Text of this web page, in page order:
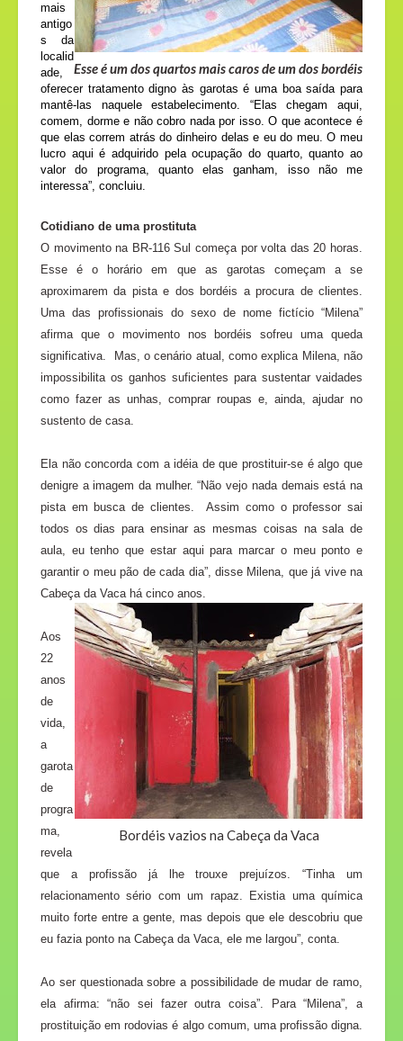
Esse é um dos quartos mais caros de um dos bordéis
mais
antigo
s da
localid
ade,
oferecer tratamento digno às garotas é uma boa saída para
mantê-las naquele estabelecimento. “Elas chegam aqui,
comem, dorme e não cobro nada por isso. O que acontece é
que elas correm atrás do dinheiro delas e eu do meu. O meu
lucro aqui é adquirido pela ocupação do quarto, quanto ao
valor do programa, quanto elas ganham, isso não me
interessa”, concluiu.
Cotidiano de uma prostituta
O movimento na BR-116 Sul começa por volta das 20 horas.
Esse é o horário em que as garotas começam a se
aproximarem da pista e dos bordéis a procura de clientes.
Uma das profissionais do sexo de nome fictício “Milena”
afirma que o movimento nos bordéis sofreu uma queda
significativa.
Mas, o cenário atual, como explica Milena, não
impossibilita os ganhos suficientes para sustentar vaidades
como fazer as unhas, comprar roupas e, ainda, ajudar no
sustento de casa.
Ela não concorda com a idéia de que prostituir-se é algo que
denigre a imagem da mulher. “Não vejo nada demais está na
pista em busca de clientes.
Assim como o professor sai
todos os dias para ensinar as mesmas coisas na sala de
aula, eu tenho que estar aqui para marcar o meu ponto e
garantir o meu pão de cada dia”, disse Milena, que já vive na
Cabeça da Vaca há cinco anos.
Bordéis vazios na Cabeça da Vaca
Aos
22
anos
de
vida,
a
garota
de
progra
ma,
revela
que a profissão já lhe trouxe prejuízos. “Tinha um
relacionamento sério com um rapaz. Existia uma química
muito forte entre a gente, mas depois que ele descobriu que
eu fazia ponto na Cabeça da Vaca, ele me largou”, conta.
Ao ser questionada sobre a possibilidade de mudar de ramo,
ela afirma: “não sei fazer outra coisa”. Para “Milena”, a
prostituição em rodovias é algo comum, uma profissão digna.